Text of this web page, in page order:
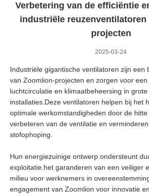
Verbetering van de efficiëntie
industriële
projecten
2025-03-24
Industriële gigantische ventilatoren zijn een
van Zoomlion-projecten en zorgen voor
luchtcirculatie en klimaatbeheersing in
installaties.Deze ventilatoren helpen bij het
optimale werkomstandigheden door de hitte
verbeteren van de ventilatie en
stofophoping.
Hun energiezuinige ontwerp ondersteunt
exploitatie.het garanderen van een veiliger
milieu voor werknemers in
engagement van Zoomlion voor innovatie